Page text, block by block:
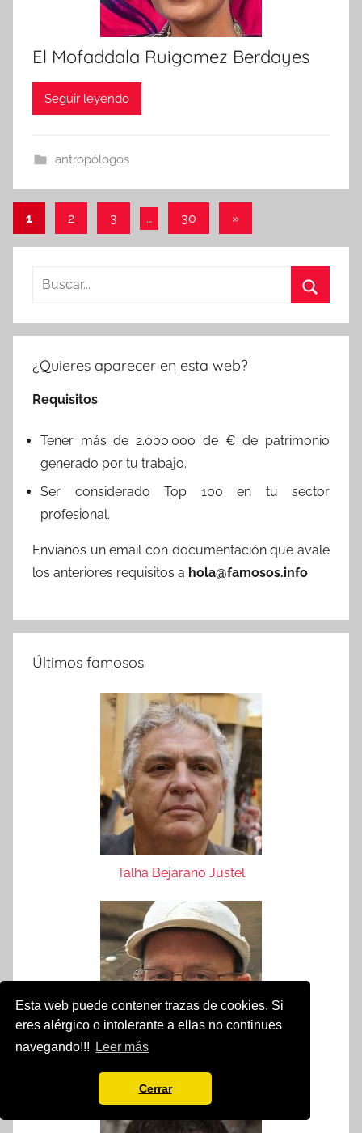
Esta web puede contener trazas de cookies. Si
eres alérgico o intolerante a ellas no continues
navegando!!!
Leer más
Cerrar
El Mofaddala Ruigomez Berdayes
Seguir leyendo
antropólogos
Paginación
de
entradas
1 2 3 … 30
Entradas
»
Buscar:
¿Quieres aparecer en esta web?
Requisitos
Tener más de 2.000.000 de € de patrimonio
generado por tu trabajo.
Ser considerado Top 100 en tu sector
profesional.
Envianos un email con documentación que avale
los anteriores requisitos a hola@famosos.info
Últimos famosos
Talha Bejarano Justel
Francisco Xavier Bornez Cojocariu